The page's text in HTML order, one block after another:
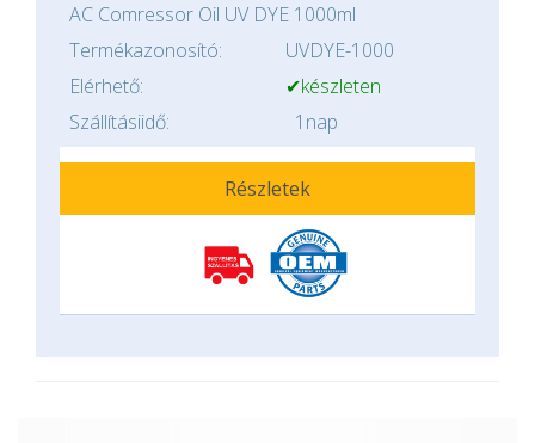
AC Comressor Oil UV DYE 1000ml
Termékazonosító:
UVDYE-1000
Elérhető:
✔készleten
Szállításiidő:
1nap
Részletek